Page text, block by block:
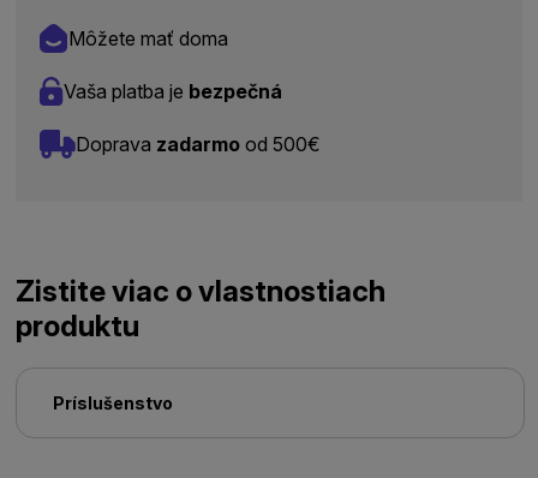
Môžete mať doma
Vaša platba je bezpečná
Doprava zadarmo od 500€
Zistite viac o vlastnostiach
produktu
Príslušenstvo